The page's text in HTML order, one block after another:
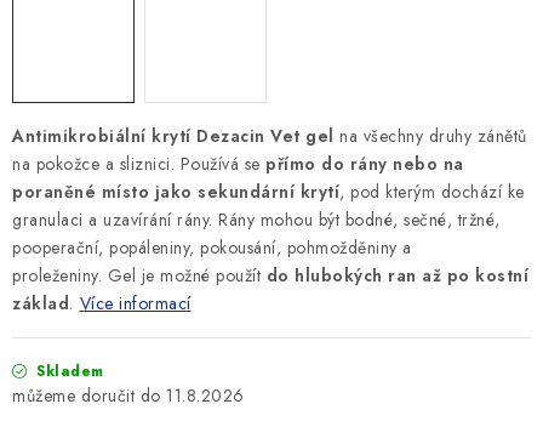
Antimikrobiální krytí Dezacin Vet gel na všechny druhy zánětů
na pokožce a sliznici. Používá se přímo do rány nebo na
poraněné místo jako sekundární krytí, pod kterým dochází ke
granulaci a uzavírání rány. Rány mohou být bodné, sečné, tržné,
pooperační, popáleniny, pokousání, pohmožděniny a
proleženiny. Gel je možné použít do hlubokých ran až po kostní
základ. Více informací
Skladem
11.8.2026